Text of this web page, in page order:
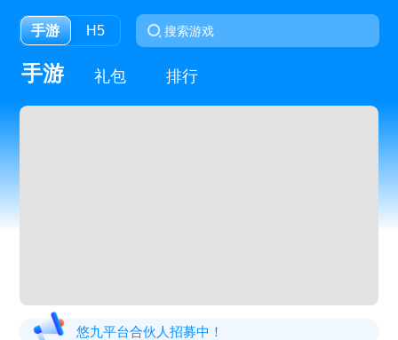
手游 H5
手游 礼包 排行
悠九平台合伙人招募中！